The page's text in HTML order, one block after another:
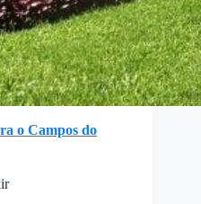
o Campos do